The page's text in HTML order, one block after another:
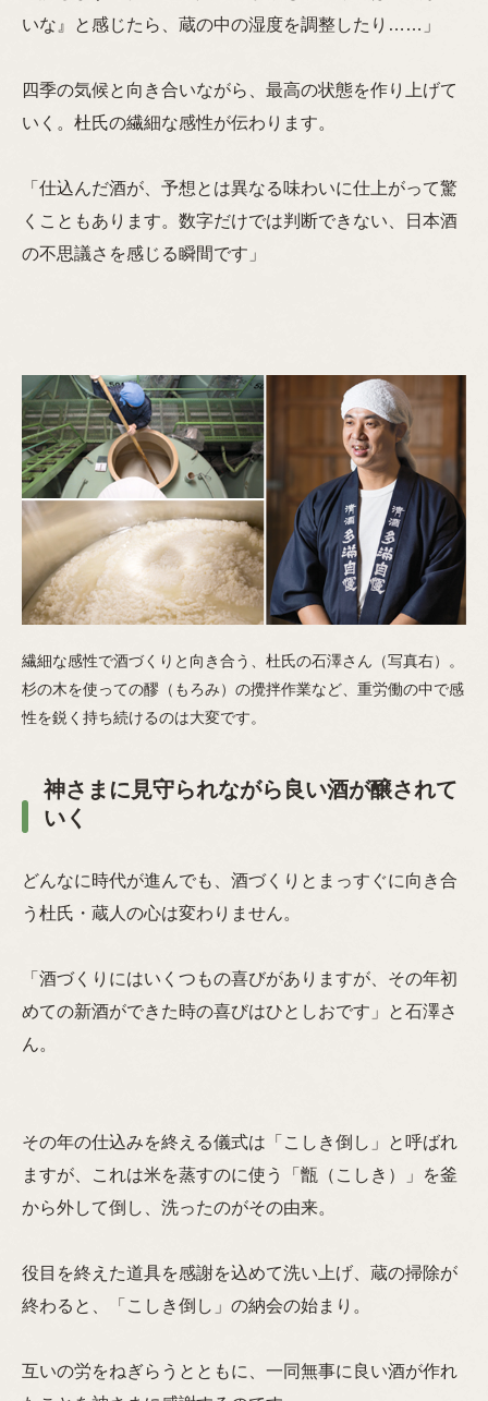
いな』と感じたら、蔵の中の湿度を調整したり……」
四季の気候と向き合いながら、最高の状態を作り上げて
いく。杜氏の繊細な感性が伝わります。
「仕込んだ酒が、予想とは異なる味わいに仕上がって驚
くこともあります。数字だけでは判断できない、日本酒
の不思議さを感じる瞬間です」
繊細な感性で酒づくりと向き合う、杜氏の石澤さん（写真右）。
杉の木を使っての醪（もろみ）の攪拌作業など、重労働の中で感
性を鋭く持ち続けるのは大変です。
神さまに見守られながら良い酒が醸されて
いく
どんなに時代が進んでも、酒づくりとまっすぐに向き合
う杜氏・蔵人の心は変わりません。
「酒づくりにはいくつもの喜びがありますが、その年初
めての新酒ができた時の喜びはひとしおです」と石澤さ
ん。
その年の仕込みを終える儀式は「こしき倒し」と呼ばれ
ますが、これは米を蒸すのに使う「甑（こしき）」を釜
から外して倒し、洗ったのがその由来。
役目を終えた道具を感謝を込めて洗い上げ、蔵の掃除が
終わると、「こしき倒し」の納会の始まり。
互いの労をねぎらうとともに、一同無事に良い酒が作れ